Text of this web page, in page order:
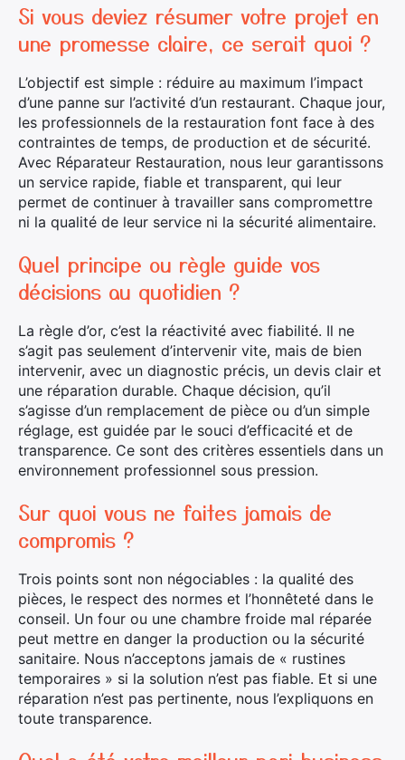
Si vous deviez résumer votre projet en
une promesse claire, ce serait quoi ?
L’objectif est simple : réduire au maximum l’impact
d’une panne sur l’activité d’un restaurant. Chaque jour,
les professionnels de la restauration font face à des
contraintes de temps, de production et de sécurité.
Avec Réparateur Restauration, nous leur garantissons
un service rapide, fiable et transparent, qui leur
permet de continuer à travailler sans compromettre
ni la qualité de leur service ni la sécurité alimentaire.
Quel principe ou règle guide vos
décisions au quotidien ?
La règle d’or, c’est la réactivité avec fiabilité. Il ne
s’agit pas seulement d’intervenir vite, mais de bien
intervenir, avec un diagnostic précis, un devis clair et
une réparation durable. Chaque décision, qu’il
s’agisse d’un remplacement de pièce ou d’un simple
réglage, est guidée par le souci d’efficacité et de
transparence. Ce sont des critères essentiels dans un
environnement professionnel sous pression.
Sur quoi vous ne faites jamais de
compromis ?
Trois points sont non négociables : la qualité des
pièces, le respect des normes et l’honnêteté dans le
conseil. Un four ou une chambre froide mal réparée
peut mettre en danger la production ou la sécurité
sanitaire. Nous n’acceptons jamais de « rustines
temporaires » si la solution n’est pas fiable. Et si une
réparation n’est pas pertinente, nous l’expliquons en
toute transparence.